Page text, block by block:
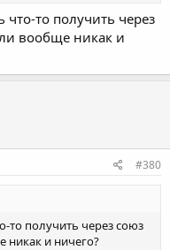
что-то получить через
вообще никак и
#380
то получить через союз
никак и ничего?